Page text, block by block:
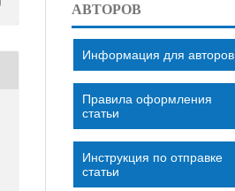
АВТОРОВ
Информация для авторов
Правила оформления
статьи
Инструкция по отправке
статьи